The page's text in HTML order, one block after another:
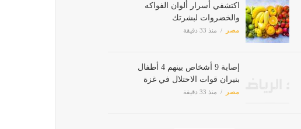
اكتشفي أسرار ألوان الفواكه
والخضروات لبشرتك
مصر منذ 33 دقيقة
إصابة 9 أشخاص بينهم 4 أطفال
بنيران قوات الاحتلال في غزة
مصر منذ 33 دقيقة